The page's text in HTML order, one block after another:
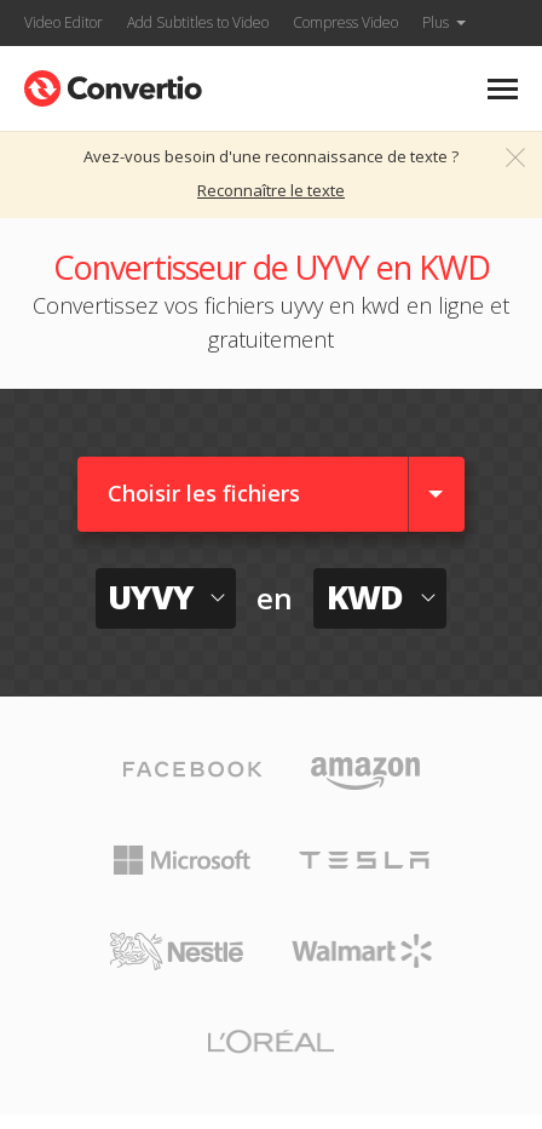
Video Editor Add Subtitles to Video Compress Video Plus
Avez-vous besoin d'une reconnaissance de texte ?
Reconnaître le texte
Convertisseur de UYVY en KWD
Convertissez vos fichiers uyvy en kwd en ligne et
gratuitement
Choisir les fichiers
UYVY en KWD